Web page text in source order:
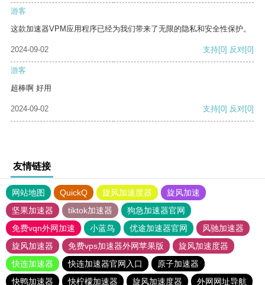
游客
这款加速器VPM应用程序已经为我们带来了无限的隐私和安全性保护。
2024-09-02 支持[0] 反对[0]
游客
超棒啊 好用
2024-09-02 支持[0] 反对[0]
友情链接
网站地图 QuickQ 旋风加速度器
旋风加速
坚果加速器
tiktok加速器
狗急加速器官网
免费vqn外网加速
小蓝鸟 优途加速器官网
风驰加速器
旋风加速器
免费vps加速器外网苹果版
旋风加速度器
快连加速器
快连加速器官网入口
原子加速器
快鸭加速器
快柠檬加速器 旋风加速度器 外网网址导航